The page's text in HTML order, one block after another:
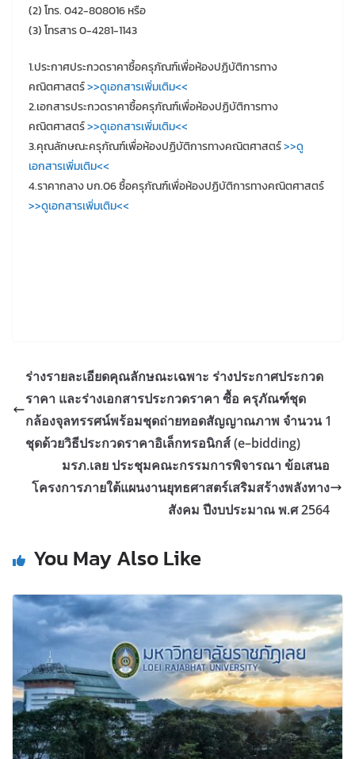
(2) โทร. 042-808016 หรือ
(3) โทรสาร 0-4281-1143
1.ประกาศประกวดราคาซื้อครุภัณฑ์เพื่อห้องปฏิบัติการทาง
คณิตศาสตร์>>ดูเอกสารเพิ่มเติม<<
2.เอกสารประกวดราคาซื้อครุภัณฑ์เพื่อห้องปฏิบัติการทาง
คณิตศาสตร์>>ดูเอกสารเพิ่มเติม<<
3.คุณลักษณะครุภัณฑ์เพื่อห้องปฏิบัติการทางคณิตศาสตร์>>ดู
เอกสารเพิ่มเติม<<
4.ราคากลาง บก.06 ซื้อครุภัณฑ์เพื่อห้องปฏิบัติการทางคณิตศาสตร์
>>ดูเอกสารเพิ่มเติม<<
ร่างรายละเอียดคุณลักษณะเฉพาะ ร่างประกาศประกวด
ราคา และร่างเอกสารประกวดราคา ซื้อ ครุภัณฑ์ชุด
กล้องจุลทรรศน์พร้อมชุดถ่ายทอดสัญญาณภาพ จำนวน 1
ชุดด้วยวิธีประกวดราคาอิเล็กทรอนิกส์ (e–bidding)
มรภ.เลย ประชุมคณะกรรมการพิจารณา ข้อเสนอ
โครงการภายใต้แผนงานยุทธศาสตร์เสริมสร้างพลังทาง
สังคม ปีงบประมาณ พ.ศ 2564
You May Also Like